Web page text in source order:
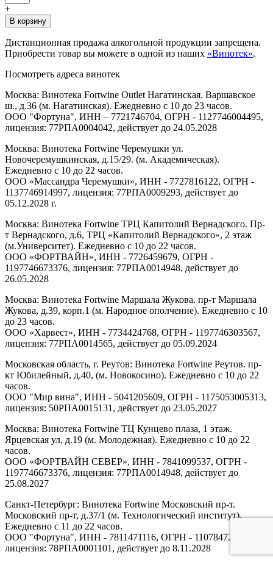
+
В корзину
Дистанционная продажа алкогольной продукции запрещена.
Приобрести товар вы можете в одной из наших «Винотек».
Посмотреть адреса винотек
Москва: Винотека Fortwine Outlet Нагатинская. Варшавское
ш., д.36 (м. Нагатинская). Ежедневно с 10 до 23 часов.
ООО "Фортуна", ИНН – 7721746704, ОГРН - 1127746004495,
лицензия: 77РПА0004042, действует до 24.05.2028
Москва: Винотека Fortwine Черемушки ул.
Новочеремушкинская, д.15/29. (м. Академическая).
Ежедневно с 10 до 22 часов.
ООО «Массандра Черемушки», ИНН - 7727816122, ОГРН -
1137746914997, лицензия: 77РПА0009293, действует до
05.12.2028 г.
Москва: Винотека Fortwine ТРЦ Капитолий Вернадского. Пр-
т Вернадского, д.6, ТРЦ «Капитолий Вернадского», 2 этаж
(м.Университет). Ежедневно с 10 до 22 часов.
ООО «ФОРТВАЙН», ИНН - 7726459679, ОГРН -
1197746673376, лицензия: 77РПА0014948, действует до
26.05.2028
Москва: Винотека Fortwine Маршала Жукова. пр-т Маршала
Жукова, д.39, корп.1 (м. Народное ополчение). Ежедневно с 10
до 23 часов.
ООО «Харвест», ИНН - 7734424768, ОГРН - 1197746303567,
лицензия: 77РПА0014565, действует до 05.09.2024
Московская область, г. Реутов: Винотека Fortwine Реутов. пр-
кт Юбилейный, д.40, (м. Новокосино). Ежедневно с 10 до 22
часов.
ООО "Мир вина", ИНН - 5041205609, ОГРН - 1175053005313,
лицензия: 50РПА0015131, действует до 23.05.2027
Москва: Винотека Fortwine ТЦ Кунцево плаза, 1 этаж.
Ярцевская ул, д.19 (м. Молодежная). Ежедневно с 10 до 22
часов.
ООО «ФОРТВАЙН СЕВЕР», ИНН - 7841099537, ОГРН -
1197746673376, лицензия: 77РПА0014948, действует до
25.08.2027
Санкт-Петербург: Винотека Fortwine Московский пр-т.
Московский пр-т, д.37/1 (м. Технологический институт).
Ежедневно с 11 до 22 часов.
ООО "Фортуна", ИНН - 7811471116, ОГРН - 1107847277438,
лицензия: 78РПА0001101, действует до 8.11.2028